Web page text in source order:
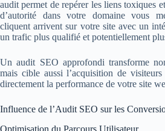
audit permet de repérer les liens toxiques
d’autorité dans votre domaine vous
cliquent arrivent sur votre site avec un
un trafic plus qualifié et potentiellement
Un audit SEO approfondi transforme
mais cible aussi l’acquisition de
directement la performance de votre site
Influence de l’Audit SEO sur les
Optimisation du Parcours Utilisateur